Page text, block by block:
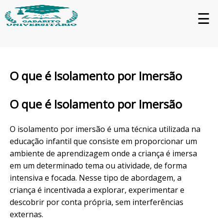
☰
O que é Isolamento por Imersão
O que é Isolamento por Imersão
O isolamento por imersão é uma técnica utilizada na
educação infantil que consiste em proporcionar um
ambiente de aprendizagem onde a criança é imersa
em um determinado tema ou atividade, de forma
intensiva e focada. Nesse tipo de abordagem, a
criança é incentivada a explorar, experimentar e
descobrir por conta própria, sem interferências
externas.